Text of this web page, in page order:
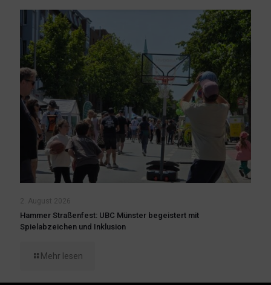
2. August 2026
Hammer Straßenfest: UBC Münster begeistert mit
Spielabzeichen und Inklusion
Mehr lesen